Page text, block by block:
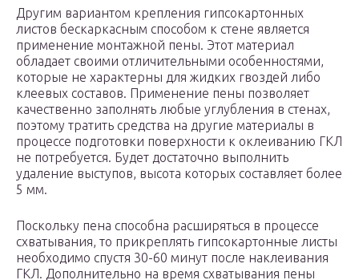
Другим вариантом крепления гипсокартонных
листов бескаркасным способом к стене является
применение монтажной пены. Этот материал
обладает своими отличительными особенностями,
которые не характерны для жидких гвоздей либо
клеевых составов. Применение пены позволяет
качественно заполнять любые углубления в стенах,
поэтому тратить средства на другие материалы в
процессе подготовки поверхности к оклеиванию ГКЛ
не потребуется. Будет достаточно выполнить
удаление выступов, высота которых составляет более
5 мм.
Поскольку пена способна расширяться в процессе
схватывания, то прикреплять гипсокартонные листы
необходимо спустя 30-60 минут после наклеивания
ГКЛ. Дополнительно на время схватывания пены